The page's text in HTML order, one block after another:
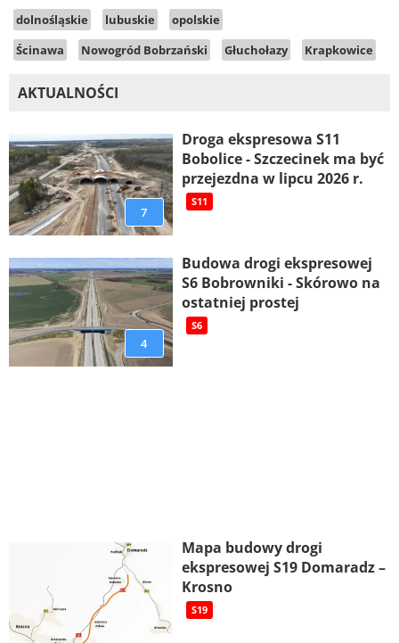
dolnośląskie lubuskie
opolskie
Ścinawa
Nowogród Bobrzański Głuchołazy Krapkowice
AKTUALNOŚCI
7
Droga ekspresowa S11
Bobolice - Szczecinek ma być
przejezdna w lipcu 2026 r.
S11
4
Budowa drogi ekspresowej
S6 Bobrowniki - Skórowo na
ostatniej prostej
S6
Mapa budowy drogi
ekspresowej S19 Domaradz –
Krosno
S19